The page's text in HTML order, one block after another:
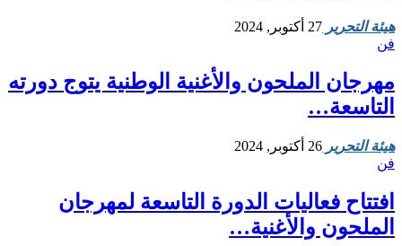
هيئة التحرير 27 أكتوبر, 2024
فن
مهرجان الملحون والأغنية الوطنية يتوج دورته
التاسعة…
هيئة التحرير 26 أكتوبر, 2024
فن
افتتاح فعاليات الدورة التاسعة لمهرجان
الملحون والأغنية…